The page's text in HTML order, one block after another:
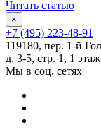
Читать статью
×
+7 (495) 223-48-91
119180, пер. 1-й
д. 3-5, стр. 1, 1 этаж
Мы в соц. сетях